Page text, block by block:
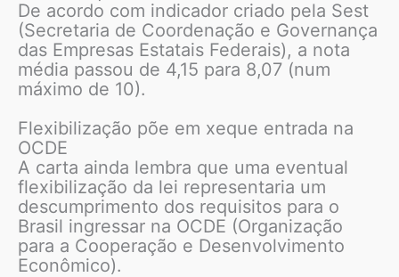
De acordo com indicador criado pela Sest
(Secretaria de Coordenação e Governança
das Empresas Estatais Federais), a nota
média passou de 4,15 para 8,07 (num
máximo de 10).
Flexibilização põe em xeque entrada na
OCDE
A carta ainda lembra que uma eventual
flexibilização da lei representaria um
descumprimento dos requisitos para o
Brasil ingressar na OCDE (Organização
para a Cooperação e Desenvolvimento
Econômico).